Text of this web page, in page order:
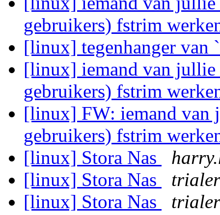
gebruikers) fstrim
[linux] tegenhanger van
[linux] iemand van
gebruikers) fstrim
[linux] FW: iemand van
gebruikers) fstrim
[linux] Stora Nas
[linux] Stora Nas
[linux] Stora Nas